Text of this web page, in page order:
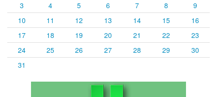
3
4 5 6 7 8
9
10
11 12 13 14 15
16
17
18 19 20 21 22
23
24
25 26 27 28 29
30
31